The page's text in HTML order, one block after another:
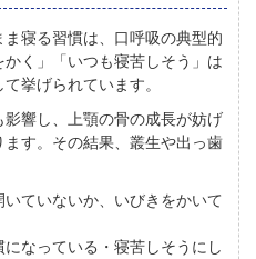
寝る習慣は、口呼吸の典型的
かく」「いつも寝苦しそう」は
挙げられています。
響し、上顎の骨の成長が妨げ
す。その結果、叢生や出っ歯
ていないか、いびきをかいて
なっている・寝苦しそうにし